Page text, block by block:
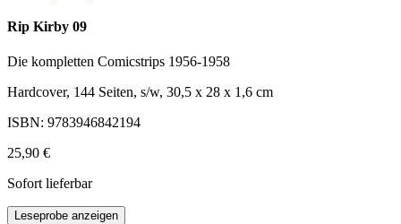
Rip Kirby 09
Die kompletten Comicstrips 1956-1958
Hardcover, 144 Seiten, s/w, 30,5 x 28 x 1,6 cm
ISBN: 9783946842194
25,90 €
Sofort lieferbar
Leseprobe anzeigen